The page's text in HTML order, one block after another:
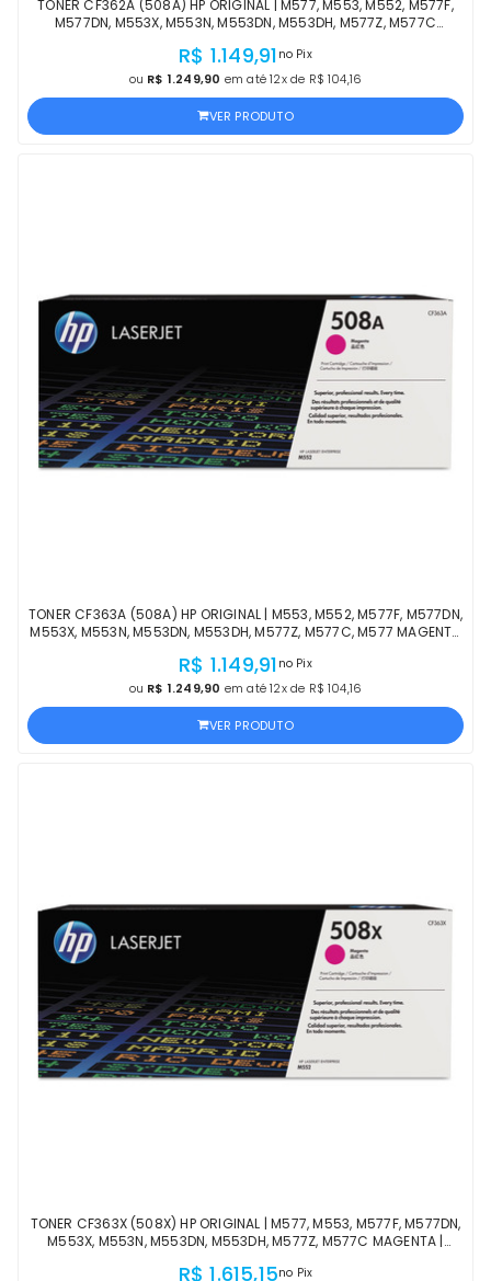
TONER CF362A (508A) HP ORIGINAL | M577, M553, M552, M577F,
M577DN, M553X, M553N, M553DN, M553DH, M577Z, M577C
R$ 1.149,91 no Pix
ou R$ 1.249,90 em até 12x de R$ 104,16
VER PRODUTO
TONER CF363A (508A) HP ORIGINAL | M553, M552, M577F, M577DN,
M553X, M553N, M553DN, M553DH, M577Z, M577C, M577 MAGENTA
R$ 1.149,91 no Pix
ou R$ 1.249,90 em até 12x de R$ 104,16
VER PRODUTO
TONER CF363X (508X) HP ORIGINAL | M577, M553, M577F, M577DN,
M553X, M553N, M553DN, M553DH, M577Z, M577C MAGENTA |
R$ 1.615,15no Pix